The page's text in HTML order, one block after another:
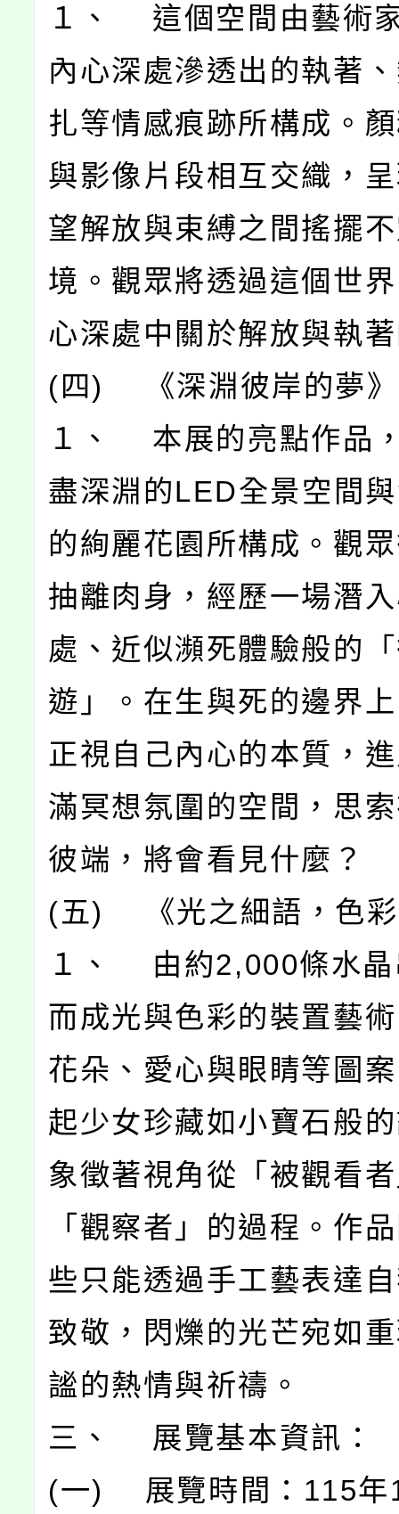
１、 這個空間由藝術
內心深處滲透出的執著
扎等情感痕跡所構成。
與影像片段相互交織，
望解放與束縛之間搖擺
境。觀眾將透過這個世
心深處中關於解放與執
(四) 《深淵彼岸的夢》
１、 本展的亮點作品
盡深淵的LED全景空間
的絢麗花園所構成。觀
抽離肉身，經歷一場潛
處、近似瀕死體驗般的
遊」。在生與死的邊界
正視自己內心的本質，
滿冥想氛圍的空間，思
彼端，將會看見什麼？
(五) 《光之細語，色彩
１、 由約2,000條水晶
而成光與色彩的裝置藝
花朵、愛心與眼睛等圖
起少女珍藏如小寶石般
象徵著視角從「被觀看
「觀察者」的過程。作
些只能透過手工藝表達
致敬，閃爍的光芒宛如
謐的熱情與祈禱。
三、 展覽基本資訊：
(一) 展覽時間：115年